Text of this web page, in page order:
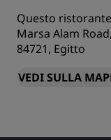
Questo
Marsa Alam
84721, Egitto
VEDI SULLA